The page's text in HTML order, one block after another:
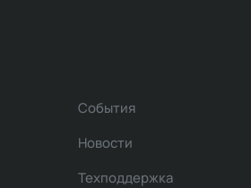
События
Новости
Техподдержка